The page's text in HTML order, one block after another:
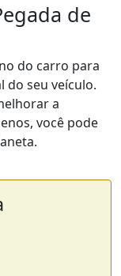
de
do carro para
do seu veículo.
a
você pode